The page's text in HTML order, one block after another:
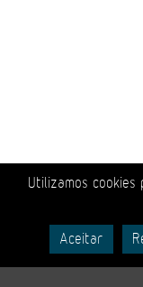
Utilizamos
Aceitar